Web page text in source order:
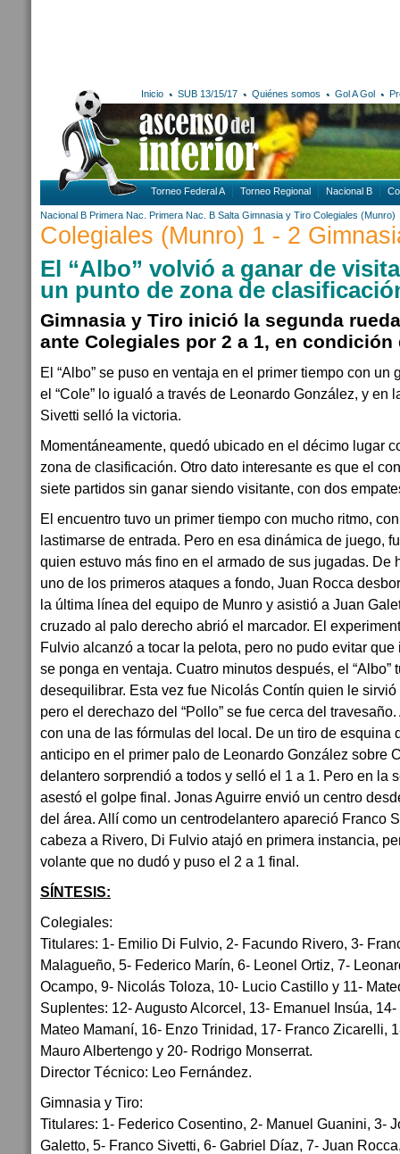
Inicio SUB 13/15/17 Quiénes somos Gol A Gol
Torneo Federal A Torneo Regional Nacional B
Nacional B Primera Nac. Primera Nac. B Salta Gimnasia y Tiro Colegiales (Munro)
Colegiales (Munro) 1 - 2
El “Albo” volvió a ganar de
un punto de zona de
Gimnasia y Tiro inició la segunda
ante Colegiales por 2 a 1, en
El “Albo” se puso en ventaja en el primer tiempo con un
el “Cole” lo igualó a través de Leonardo González, y en
Sivetti selló la victoria.
Momentáneamente, quedó ubicado en el décimo lugar
zona de clasificación. Otro dato interesante es que el
siete partidos sin ganar siendo visitante, con dos
El encuentro tuvo un primer tiempo con mucho ritmo,
lastimarse de entrada. Pero en esa dinámica de juego,
quien estuvo más fino en el armado de sus jugadas. De
uno de los primeros ataques a fondo, Juan Rocca
la última línea del equipo de Munro y asistió a Juan
cruzado al palo derecho abrió el marcador. El
Fulvio alcanzó a tocar la pelota, pero no pudo evitar
se ponga en ventaja. Cuatro minutos después, el “Albo”
desequilibrar. Esta vez fue Nicolás Contín quien le
pero el derechazo del “Pollo” se fue cerca del
con una de las fórmulas del local. De un tiro de esquina
anticipo en el primer palo de Leonardo González sobre
delantero sorprendió a todos y selló el 1 a 1. Pero en la
asestó el golpe final. Jonas Aguirre envió un centro
del área. Allí como un centrodelantero apareció Franco
cabeza a Rivero, Di Fulvio atajó en primera instancia,
volante que no dudó y puso el 2 a 1 final.
SÍNTESIS:
Colegiales:
Titulares: 1- Emilio Di Fulvio, 2- Facundo Rivero, 3-
Malagueño, 5- Federico Marín, 6- Leonel Ortiz, 7-
Ocampo, 9- Nicolás Toloza, 10- Lucio Castillo y 11-
Suplentes: 12- Augusto Alcorcel, 13- Emanuel Insúa,
Mateo Mamaní, 16- Enzo Trinidad, 17- Franco Zicarelli,
Mauro Albertengo y 20- Rodrigo Monserrat.
Director Técnico: Leo Fernández.
Gimnasia y Tiro:
Titulares: 1- Federico Cosentino, 2- Manuel Guanini, 3-
Galetto, 5- Franco Sivetti, 6- Gabriel Díaz, 7- Juan